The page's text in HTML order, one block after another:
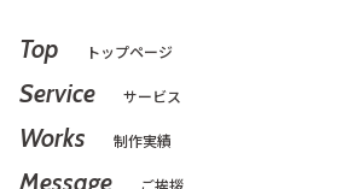
Top トップページ
Service サービス
Works 制作実績
Message ご挨拶